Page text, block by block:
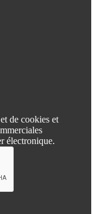
de cookies et
électronique.